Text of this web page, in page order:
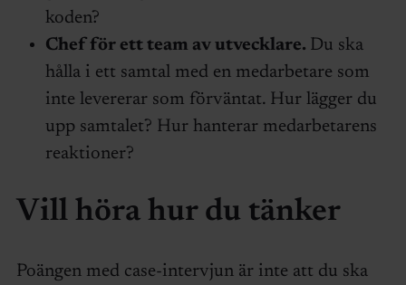
koden?
Chef för ett team av utvecklare. Du ska
hålla i ett samtal med en medarbetare som
inte levererar som förväntat. Hur lägger du
upp samtalet? Hur hanterar medarbetarens
reaktioner?
Vill höra hur du tänker
Poängen med case-intervjun är inte att du ska